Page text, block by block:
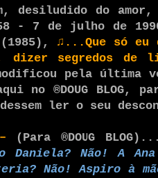
desiludido do amor,
- 7 de julho de
♫...Que só eu
dizer segredos
pela última
no®DOUG BLOG,
ler o seu
–
(Para ®DOUG
Daniela? Não! A
Não! Aspiro à